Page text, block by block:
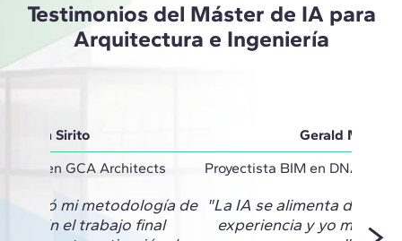
Testimonios del Máster de IA para
Arquitectura e Ingeniería
Vivian Sirito
en GCA Architects
mi metodología de
En el trabajo final
Gerald
Proyectista BIM en DNA
"La IA se alimenta de mi
experiencia y yo me